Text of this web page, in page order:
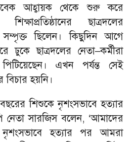
আহ্বায়ক থেকে শুরু করে
ছাত্রদলের
সম্পৃক্ত ছিলেন। কিছুদিন আগে
ঢুকে ছাত্রদলের নেতা–কর্মীরা
এখন পর্যন্ত সেই
হয়নি।
শিশুকে নৃশংসভাবে হত্যার
নেতা সারজিস বলেন, ‘আমাদের
হত্যার পর আমরা